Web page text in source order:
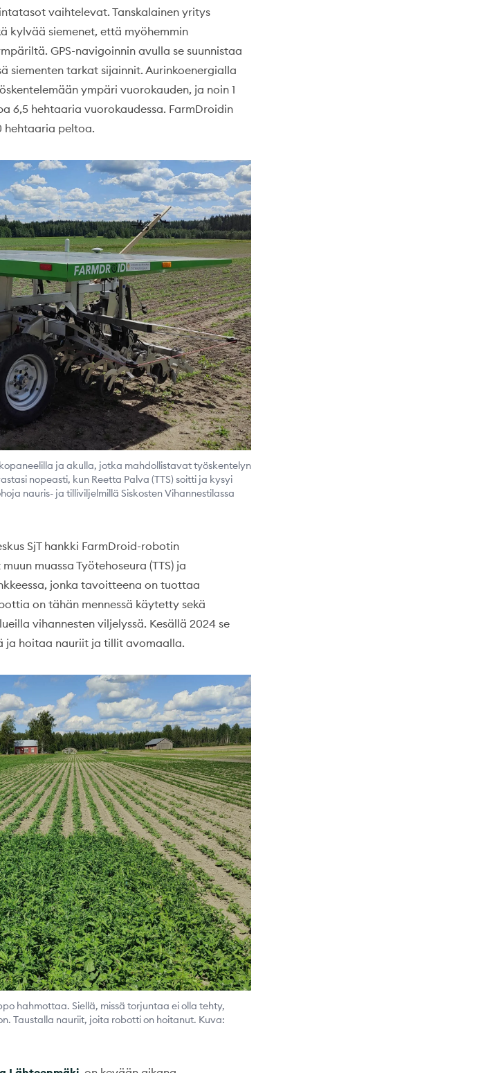
vaihtelevat. Tanskalainen yritys
kylvää siemenet, että myöhemmin
GPS-navigoinnin avulla se suunnistaa
siementen tarkat sijainnit. Aurinkoenergialla
ympäri vuorokauden, ja noin 1
6,5 hehtaaria vuorokaudessa. FarmDroidin
hehtaaria peltoa.
ja akulla, jotka mahdollistavat työskentelyn
nopeasti, kun Reetta Palva (TTS) soitti ja kysyi
nauris- ja tilliviljelmillä Siskosten Vihannestilassa
SjT hankki FarmDroid-robotin
muassa Työtehoseura (TTS) ja
jonka tavoitteena on tuottaa
on tähän mennessä käytetty sekä
vihannesten viljelyssä. Kesällä 2024 se
ja hoitaa nauriit ja tillit avomaalla.
hahmottaa. Siellä, missä torjuntaa ei olla tehty,
Taustalla nauriit, joita robotti on hoitanut. Kuva: